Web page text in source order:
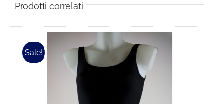
Prodotti correlati
Sale!